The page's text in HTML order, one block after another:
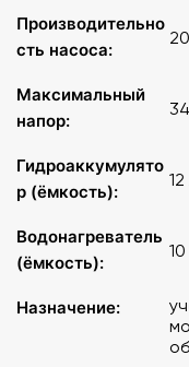
Размер:
Напряжение
Потребляемая
Необходимый
Подача насоса :
Максимальный
Производительно
сть насоса:
Максимальный
напор:
Гидроаккумулято
р (ёмкость):
Водонагреватель
(ёмкость):
Назначение: